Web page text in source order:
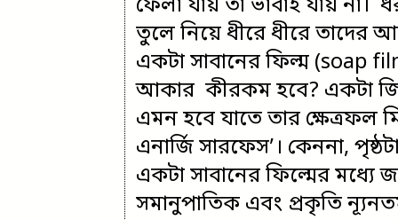
ফেলা যায় তা ভাবাই যায় না।
তুলে নিয়ে ধীরে ধীরে তাদের
একটা সাবানের ফিল্ম (soap
আকার কীরকম হবে? একটা
এমন হবে যাতে তার ক্ষেত্রফল
এনার্জি সারফেস’। কেননা,
একটা সাবানের ফিল্মের মধ্যে
সমানুপাতিক এবং প্রকৃতি